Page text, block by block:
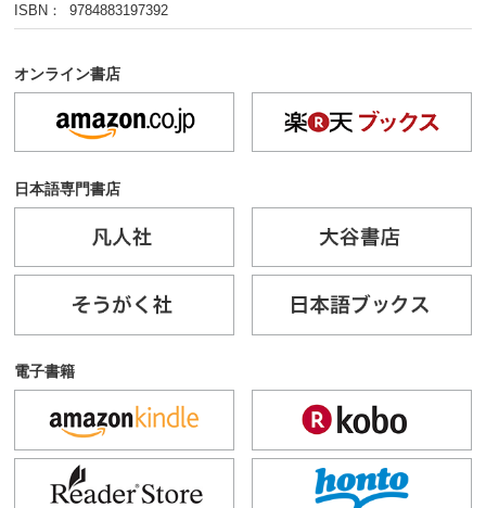
ISBN： 9784883197392
オンライン書店
日本語専門書店
電子書籍